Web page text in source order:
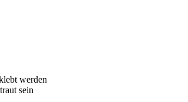
werden
sein